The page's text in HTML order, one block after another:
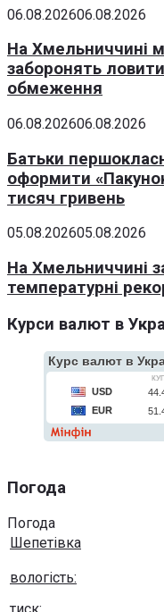
06.08.202606.08.2026
На Хмельниччині
заборонять
обмеження
06.08.202606.08.2026
Батьки
оформити
тисяч гривень
05.08.202605.08.2026
На Хмельниччині
температурні
Курси валют в
Погода
Погода
Шепетівка
вологість: